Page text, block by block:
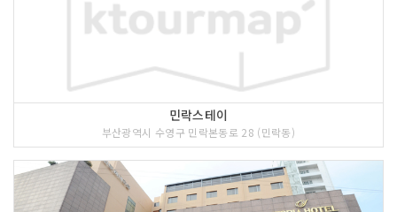
민락스테이
부산광역시 수영구 민락본동로 28 (민락동)